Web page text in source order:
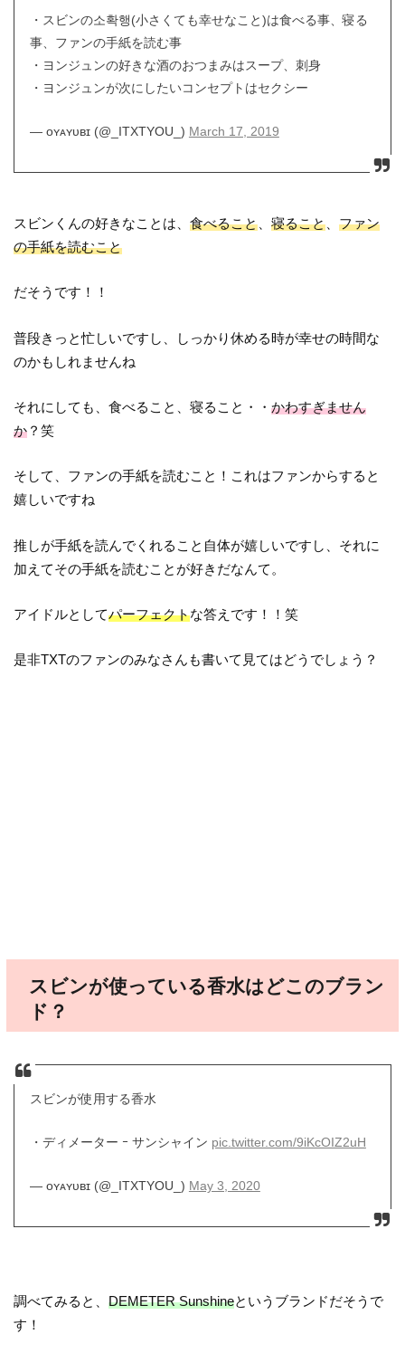
・スビンの소확행(小さくても幸せなこと)は食べる事、寝る
事、ファンの手紙を読む事
・ヨンジュンの好きな酒のおつまみはスープ、刺身
・ヨンジュンが次にしたいコンセプトはセクシー
— ᴏʏᴀʏᴜʙɪ (@_ITXTYOU_) March 17, 2019
スビンくんの好きなことは、食べること 、寝ること 、ファン
の手紙を読むこと
だそうです！！
普段きっと忙しいですし、しっかり休める時が幸せの時間な
のかもしれませんね
それにしても、食べること、寝ること・・かわすぎません
か ？笑
そして、ファンの手紙を読むこと！これはファンからすると
嬉しいですね
推しが手紙を読んでくれること自体が嬉しいですし、それに
加えてその手紙を読むことが好きだなんて。
アイドルとしてパーフェクトな答えです！！笑
是非TXTのファンのみなさんも書いて見てはどうでしょう？
スビンが使っている香水はどこのブラン
ド？
スビンが使用する香水
・ディメーター ｰ サンシャイン pic.twitter.com/9iKcOIZ2uH
— ᴏʏᴀʏᴜʙɪ (@_ITXTYOU_) May 3, 2020
調べてみると、DEMETER Sunshineというブランドだそうで
す！